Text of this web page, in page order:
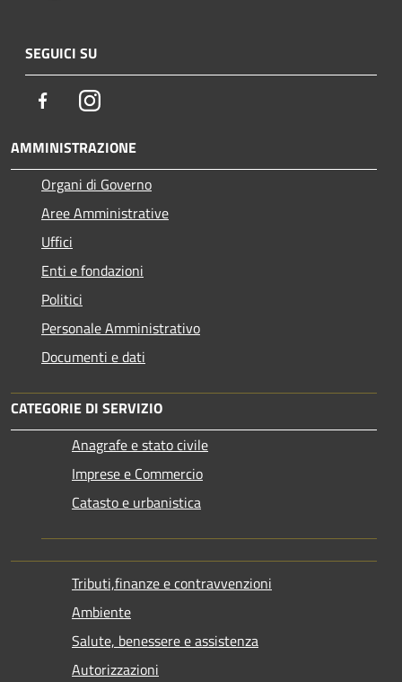
SEGUICI SU
FacebookInstagram
AMMINISTRAZIONE
Organi di Governo
Aree Amministrative
Uffici
Enti e fondazioni
Politici
Personale Amministrativo
Documenti e dati
CATEGORIE DI SERVIZIO
Anagrafe e stato civile
Imprese e Commercio
Catasto e urbanistica
Tributi,finanze e contravvenzioni
Ambiente
Salute, benessere e assistenza
Autorizzazioni